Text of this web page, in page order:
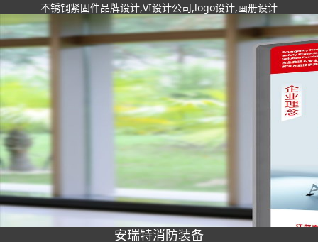
不锈钢紧固件品牌设计,VI设计公司,logo设计,画册设计
安瑞特消防装备